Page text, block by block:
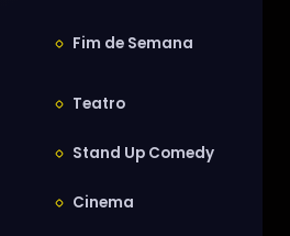
Fim de Semana
Teatro
Stand Up Comedy
Cinema